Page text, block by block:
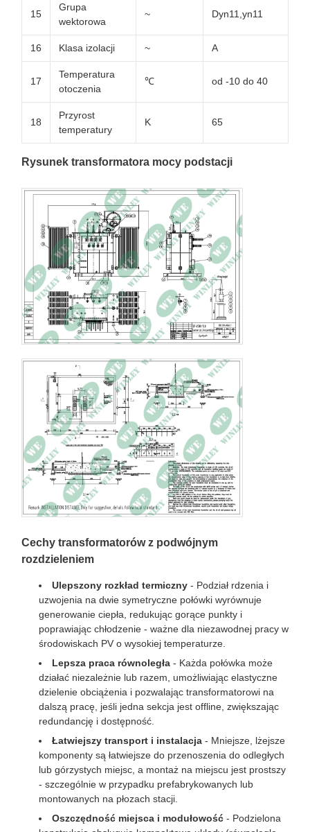
15
Grupa
wektorowa
~ Dyn11,yn11
16 Klasa izolacji ~ A
17
Temperatura
otoczenia
℃ od -10 do 40
18
Przyrost
temperatury
K 65
Rysunek transformatora mocy podstacji
Cechy transformatorów z podwójnym
rozdzieleniem
Ulepszony rozkład termiczny - Podział rdzenia i
uzwojenia na dwie symetryczne połówki wyrównuje
generowanie ciepła, redukując gorące punkty i
poprawiając chłodzenie - ważne dla niezawodnej pracy w
środowiskach PV o wysokiej temperaturze.
Lepsza praca równoległa - Każda połówka może
działać niezależnie lub razem, umożliwiając elastyczne
dzielenie obciążenia i pozwalając transformatorowi na
dalszą pracę, jeśli jedna sekcja jest offline, zwiększając
redundancję i dostępność.
Łatwiejszy transport i instalacja - Mniejsze, lżejsze
komponenty są łatwiejsze do przenoszenia do odległych
lub górzystych miejsc, a montaż na miejscu jest prostszy
- szczególnie w przypadku prefabrykowanych lub
montowanych na płozach stacji.
Oszczędność miejsca i modułowość - Podzielona